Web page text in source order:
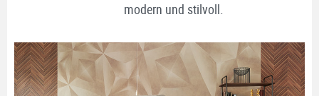
modern und stilvoll.